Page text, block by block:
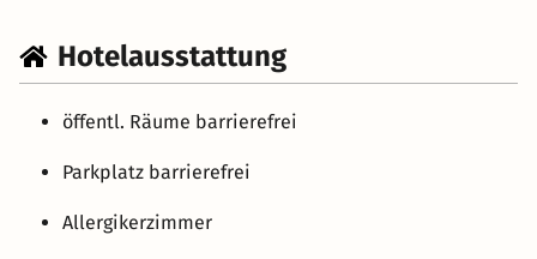
Hotelausstattung
öffentl. Räume barrierefrei
Parkplatz barrierefrei
Allergikerzimmer